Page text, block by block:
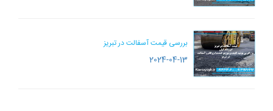
بررسی قیمت آسفالت در تبریز
2024-04-13